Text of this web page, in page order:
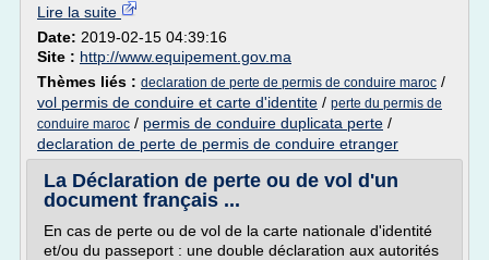
Lire la suite
Date: 2019-02-15 04:39:16
Site : http://www.equipement.gov.ma
Thèmes liés : declaration de perte de permis de conduire maroc /
vol permis de conduire et carte d'identite / perte du permis de
conduire maroc / permis de conduire duplicata perte /
declaration de perte de permis de conduire etranger
La Déclaration de perte ou de vol d'un
document français ...
En cas de perte ou de vol de la carte nationale d'identité
et/ou du passeport : une double déclaration aux autorités